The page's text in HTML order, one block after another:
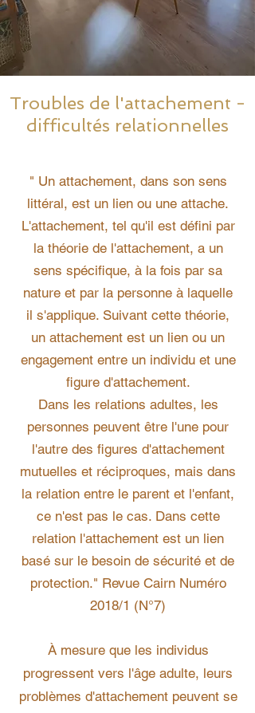
Troubles de l'attachement -
difficultés relationnelles
" Un attachement, dans son sens
littéral, est un lien ou une attache.
L'attachement, tel qu'il est défini par
la théorie de l'attachement, a un
sens spécifique, à la fois par sa
nature et par la personne à laquelle
il s'applique. Suivant cette théorie,
un attachement est un lien ou un
engagement entre un individu et une
figure d'attachement.
Dans les relations adultes, les
personnes peuvent être l'une pour
l'autre des figures d'attachement
mutuelles et réciproques, mais dans
la relation entre le parent et l'enfant,
ce n'est pas le cas. Dans cette
relation l'attachement est un lien
basé sur le besoin de sécurité et de
protection." Revue Cairn Numéro
2018/1 (N°7)
À mesure que les individus
progressent vers l'âge adulte, leurs
problèmes d'attachement peuvent se